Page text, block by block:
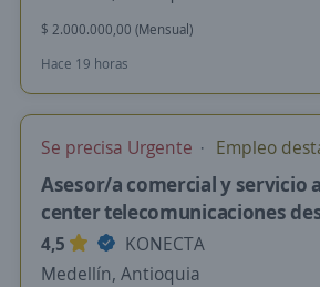
$ 2.000.000,00 (Mensual)
Hace 19 horas
Se precisa Urgente Empleo
Asesor/a comercial y servicio
center telecomunicaciones
4,5
KONECTA
Medellín, Antioquia